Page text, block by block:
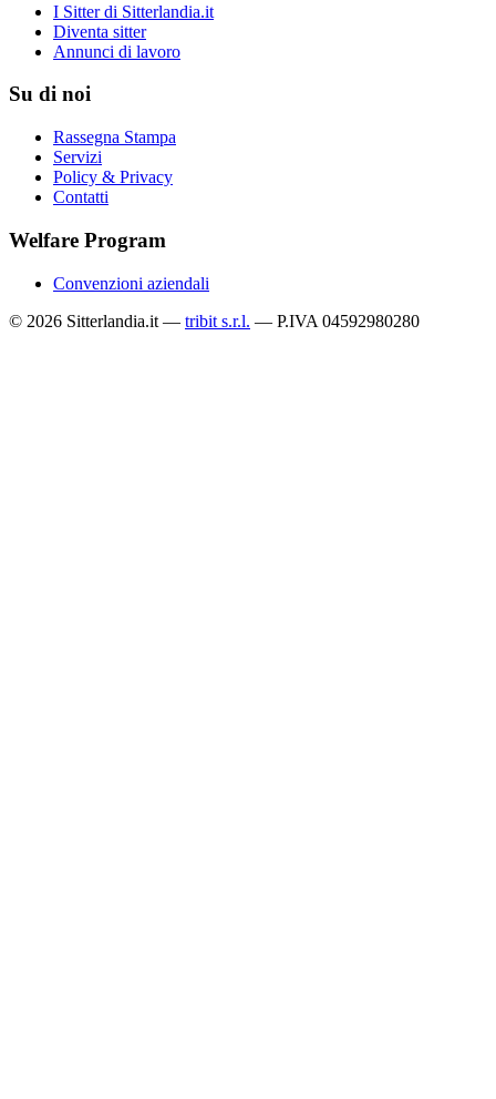
I Sitter di Sitterlandia.it
Diventa sitter
Annunci di lavoro
Su di noi
Rassegna Stampa
Servizi
Policy & Privacy
Contatti
Welfare Program
Convenzioni aziendali
© 2026 Sitterlandia.it — tribit s.r.l. — P.IVA 04592980280